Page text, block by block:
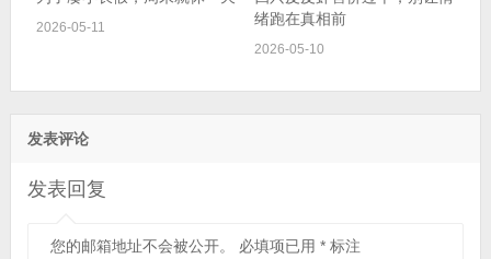
2026-05-11
绪跑在真相前
2026-05-10
发表评论
发表回复
您的邮箱地址不会被公开。 必填项已用 *标注